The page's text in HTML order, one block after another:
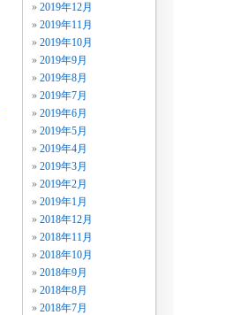
2019年12月
2019年11月
2019年10月
2019年9月
2019年8月
2019年7月
2019年6月
2019年5月
2019年4月
2019年3月
2019年2月
2019年1月
2018年12月
2018年11月
2018年10月
2018年9月
2018年8月
2018年7月